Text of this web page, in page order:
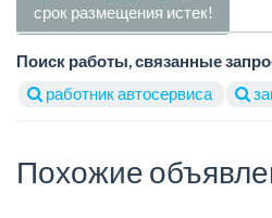
срок размещения истек!
Поиск работы, связанные
работник автосервиса
Похожие